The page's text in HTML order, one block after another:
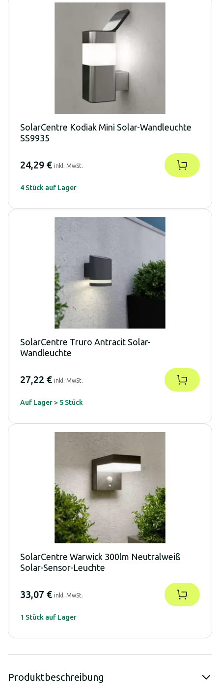
SolarCentre Kodiak Mini Solar-Wandleuchte
SS9935
24,29 € inkl. MwSt.
4 Stück auf Lager
SolarCentre Truro Antracit Solar-
Wandleuchte
27,22 € inkl. MwSt.
Auf Lager > 5 Stück
SolarCentre Warwick 300lm Neutralweiß
Solar-Sensor-Leuchte
33,07 € inkl. MwSt.
1 Stück auf Lager
Produktbeschreibung